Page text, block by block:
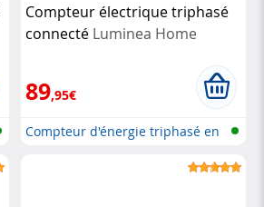
Compteur électrique triphasé
connecté Luminea Home
89,95€
Compteur d'énergie triphasé en